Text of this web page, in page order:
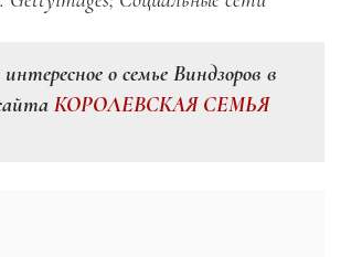
о семье Виндзоров в
КОРОЛЕВСКАЯ СЕМЬЯ